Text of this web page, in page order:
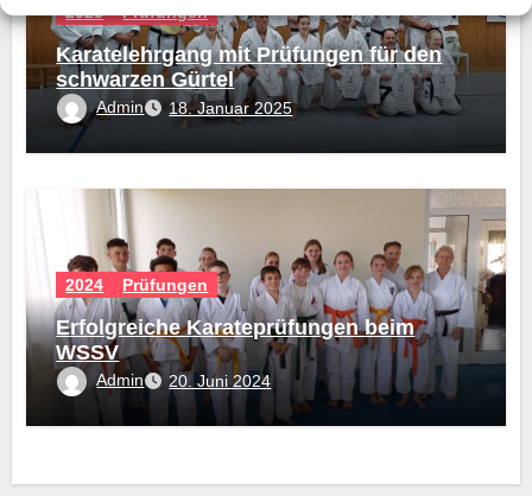
2025 Prüfungen
Karatelehrgang mit Prüfungen für den
schwarzen Gürtel
Admin 18. Januar 2025
2024 Prüfungen
Erfolgreiche Karateprüfungen beim
WSSV
Admin 20. Juni 2024